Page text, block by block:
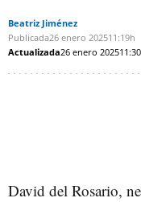
Beatriz Jiménez
Publicada26 enero 202511:19h
Actualizada26 enero 2025
David del Rosario,